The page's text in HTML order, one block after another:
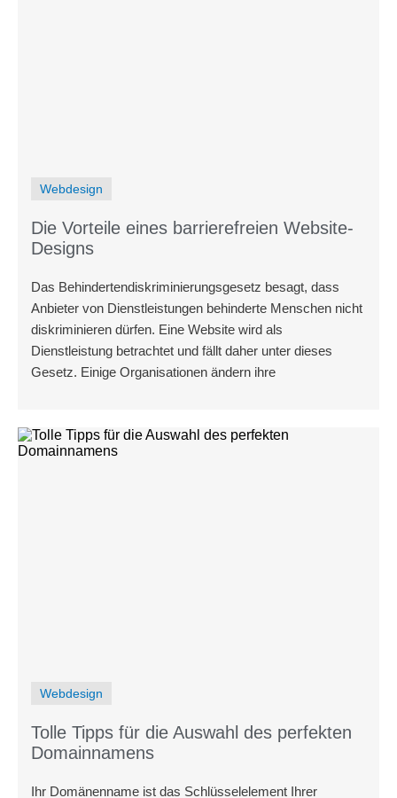
Webdesign
Die Vorteile eines barrierefreien Website-
Designs
Das Behindertendiskriminierungsgesetz besagt, dass
Anbieter von Dienstleistungen behinderte Menschen nicht
diskriminieren dürfen. Eine Website wird als
Dienstleistung betrachtet und fällt daher unter dieses
Gesetz. Einige Organisationen ändern ihre
Webdesign
Tolle Tipps für die Auswahl des perfekten
Domainnamens
Ihr Domänenname ist das Schlüsselelement Ihrer